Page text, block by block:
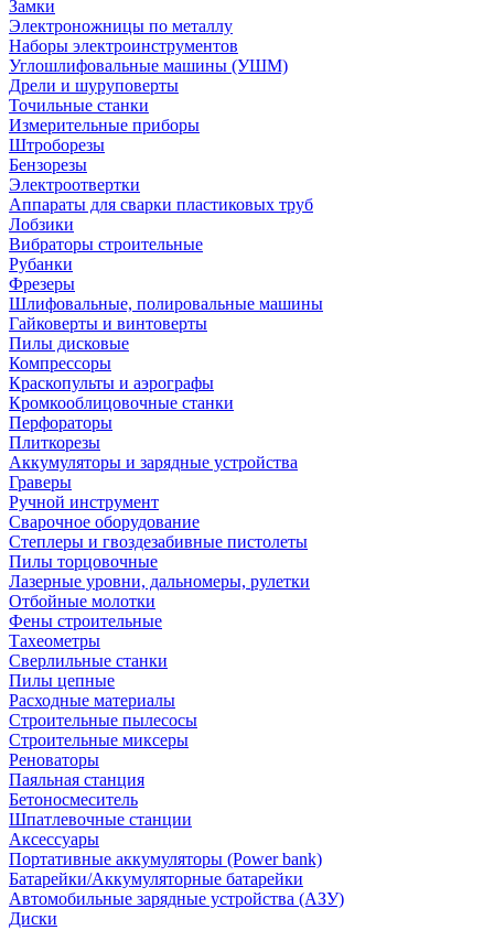
Замки
Электроножницы по металлу
Наборы электроинструментов
Углошлифовальные машины (УШМ)
Дрели и шуруповерты
Точильные станки
Измерительные приборы
Штроборезы
Бензорезы
Электроотвертки
Аппараты для сварки пластиковых труб
Лобзики
Вибраторы строительные
Рубанки
Фрезеры
Шлифовальные, полировальные машины
Гайковерты и винтоверты
Пилы дисковые
Компрессоры
Краскопульты и аэрографы
Кромкооблицовочные станки
Перфораторы
Плиткорезы
Аккумуляторы и зарядные устройства
Граверы
Ручной инструмент
Сварочное оборудование
Степлеры и гвоздезабивные пистолеты
Пилы торцовочные
Лазерные уровни, дальномеры, рулетки
Отбойные молотки
Фены строительные
Тахеометры
Сверлильные станки
Пилы цепные
Расходные материалы
Строительные пылесосы
Строительные миксеры
Реноваторы
Паяльная станция
Бетоносмеситель
Шпатлевочные станции
Аксессуары
Портативные аккумуляторы (Power bank)
Батарейки/Аккумуляторные батарейки
Автомобильные зарядные устройства (АЗУ)
Диски